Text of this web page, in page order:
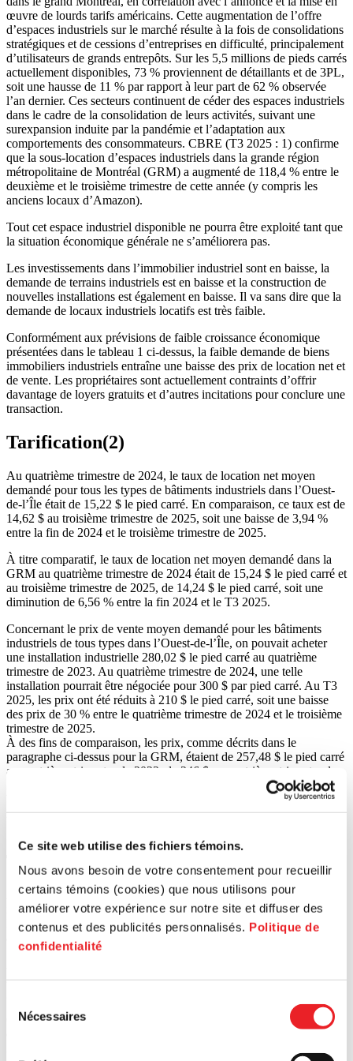
Ce site web utilise des fichiers témoins.
Nous avons besoin de votre consentement pour recueillir
certains témoins (cookies) que nous utilisons pour
améliorer votre expérience sur notre site et diffuser des
contenus et des publicités personnalisés. Politique de
confidentialité
Nécessaires
œuvre de lourds tarifs américains. Cette augmentation de l’offre
d’espaces industriels sur le marché résulte à la fois de consolidations
stratégiques et de cessions d’entreprises en difficulté, principalement
d’utilisateurs de grands entrepôts. Sur les 5,5 millions de pieds carrés
actuellement disponibles, 73 % proviennent de détaillants et de 3PL,
soit une hausse de 11 % par rapport à leur part de 62 % observée
l’an dernier. Ces secteurs continuent de céder des espaces industriels
dans le cadre de la consolidation de leurs activités, suivant une
surexpansion induite par la pandémie et l’adaptation aux
comportements des consommateurs. CBRE (T3 2025 : 1) confirme
que la sous-location d’espaces industriels dans la grande région
métropolitaine de Montréal (GRM) a augmenté de 118,4 % entre le
deuxième et le troisième trimestre de cette année (y compris les
anciens locaux d’Amazon).
Tout cet espace industriel disponible ne pourra être exploité tant que
la situation économique générale ne s’améliorera pas.
Les investissements dans l’immobilier industriel sont en baisse, la
demande de terrains industriels est en baisse et la construction de
nouvelles installations est également en baisse. Il va sans dire que la
demande de locaux industriels locatifs est très faible.
Conformément aux prévisions de faible croissance économique
présentées dans le tableau 1 ci-dessus, la faible demande de biens
immobiliers industriels entraîne une baisse des prix de location net et
de vente. Les propriétaires sont actuellement contraints d’offrir
davantage de loyers gratuits et d’autres incitations pour conclure une
transaction.
Tarification(2)
Au quatrième trimestre de 2024, le taux de location net moyen
demandé pour tous les types de bâtiments industriels dans l’Ouest-
de-l’Île était de 15,22 $ le pied carré. En comparaison, ce taux est de
14,62 $ au troisième trimestre de 2025, soit une baisse de 3,94 %
entre la fin de 2024 et le troisième trimestre de 2025.
À titre comparatif, le taux de location net moyen demandé dans la
GRM au quatrième trimestre de 2024 était de 15,24 $ le pied carré et
au troisième trimestre de 2025, de 14,24 $ le pied carré, soit une
diminution de 6,56 % entre la fin 2024 et le T3 2025.
Concernant le prix de vente moyen demandé pour les bâtiments
industriels de tous types dans l’Ouest-de-l’Île, on pouvait acheter
une installation industrielle 280,02 $ le pied carré au quatrième
trimestre de 2023. Au quatrième trimestre de 2024, une telle
installation pourrait être négociée pour 300 $ par pied carré. Au T3
2025, les prix ont été réduits à 210 $ le pied carré, soit une baisse
des prix de 30 % entre le quatrième trimestre de 2024 et le troisième
trimestre de 2025.
À des fins de comparaison, les prix, comme décrits dans le
paragraphe ci-dessus pour la GRM, étaient de 257,48 $ le pied carré
au quatrième trimestre de 2023, de 246 $ au quatrième trimestre de
2024 et de 230 $ au troisième trimestre de 2025. Alors, il y a eu une
baisse de prix de 6,5 % entre le quatrième trimestre de 2024 et le T3
2025.
Taux d’inoccupation industriel(3)
Au quatrième trimestre de 2022, le taux d’inoccupation des espaces
industriels de l’Ouest-de-l’Île (excluant Lachine, Vaudreuil et Saint-
Laurent) était de 0,9 % et a augmenté à 4,6 % au T4 2024. Le taux
au T3 2025 est à 4,6 %.
2022 était de 0,5 % et il est passé à 3,8 % au T4 2024. Le taux a
Comme référence, le taux d’inoccupation pour le grand Montréal
était de 0,6 % au T4 2022 et a augmenté à 4,0 % au T4 2024. Au T3